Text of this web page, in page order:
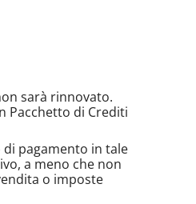
sarà rinnovato.
Pacchetto di Crediti
pagamento in tale
a meno che non
o imposte